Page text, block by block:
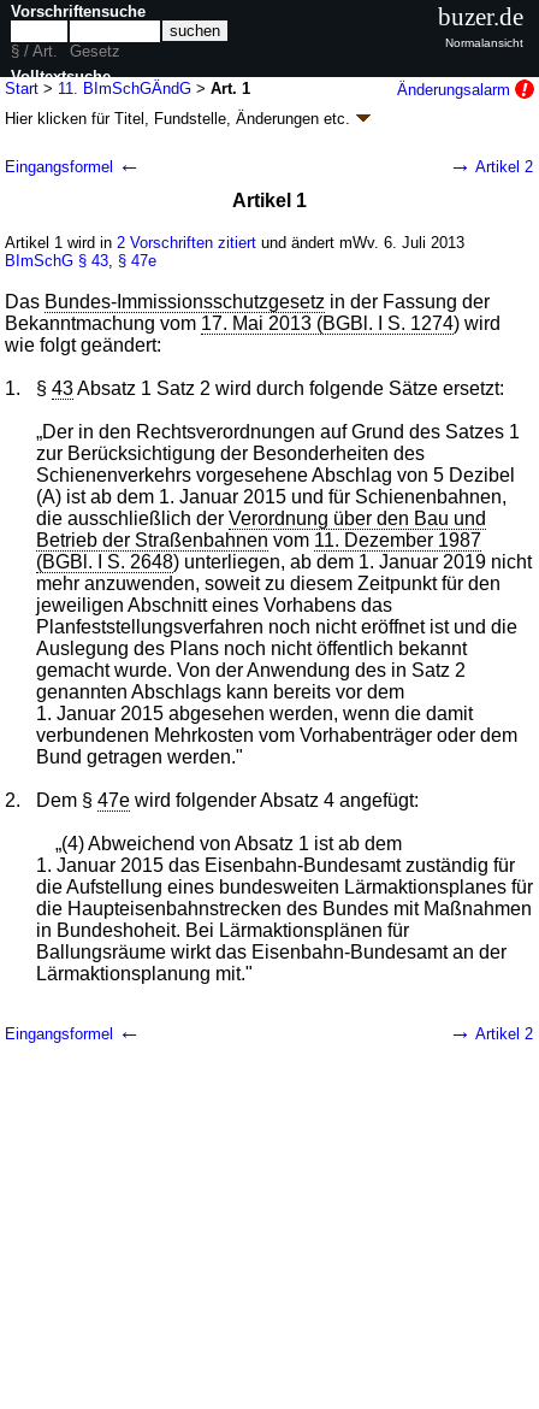
Start > 11. BImSchGÄndG >Art. 1
Änderungsalarm
Hier klicken fürTitel, Fundstelle, Änderungen etc.
Bundes-Immissionsschutzgesetzes (11.
k.a.Abk.)
G. v. 02.07.2013 BGBl. I S. 1943(Nr. 34 ); Geltung ab 06.07.2013
1 Änderung | Drucksachen / Entwurf / Begründung
Eingangsformel ← → Artikel 2
Artikel 1
Artikel 1 wird in 2 Vorschriften zitiert und ändert mWv. 6. Juli 2013
BImSchG § 43 § 47e
Das Bundes-Immissionsschutzgesetz in der Fassung der
Bekanntmachung vom 17. Mai 2013 (BGBl. I S. 1274) wird
wie folgt geändert:
1. §43Absatz 1 Satz 2 wird durch folgende Sätze ersetzt:
„Der in den Rechtsverordnungen auf Grund des Satzes 1
zur Berücksichtigung der Besonderheiten des
Schienenverkehrs vorgesehene Abschlag von 5 Dezibel
(A) ist ab dem 1. Januar 2015 und für Schienenbahnen,
die ausschließlich derVerordnung über den Bau und
Betrieb der Straßenbahnen vom 11. Dezember 1987
(BGBl. I S. 2648) unterliegen, ab dem 1. Januar 2019 nicht
mehr anzuwenden, soweit zu diesem Zeitpunkt für den
jeweiligen Abschnitt eines Vorhabens das
Planfeststellungsverfahren noch nicht eröffnet ist und die
Auslegung des Plans noch nicht öffentlich bekannt
gemacht wurde. Von der Anwendung des in Satz 2
genannten Abschlags kann bereits vor dem
1. Januar 2015 abgesehen werden, wenn die damit
verbundenen Mehrkosten vom Vorhabenträger oder dem
Bund getragen werden."
2. Dem §47e wird folgender Absatz 4 angefügt:
„(4) Abweichend von Absatz 1 ist ab dem
1. Januar 2015 das Eisenbahn-Bundesamt zuständig für
die Aufstellung eines bundesweiten Lärmaktionsplanes für
die Haupteisenbahnstrecken des Bundes mit Maßnahmen
in Bundeshoheit. Bei Lärmaktionsplänen für
Ballungsräume wirkt das Eisenbahn-Bundesamt an der
Lärmaktionsplanung mit."
Eingangsformel ← → Artikel 2
Vorschriftensuche
§ / Art.
Gesetz
Volltextsuche
nur in 11. BImSchGÄndG
buzer.de
Normalansicht